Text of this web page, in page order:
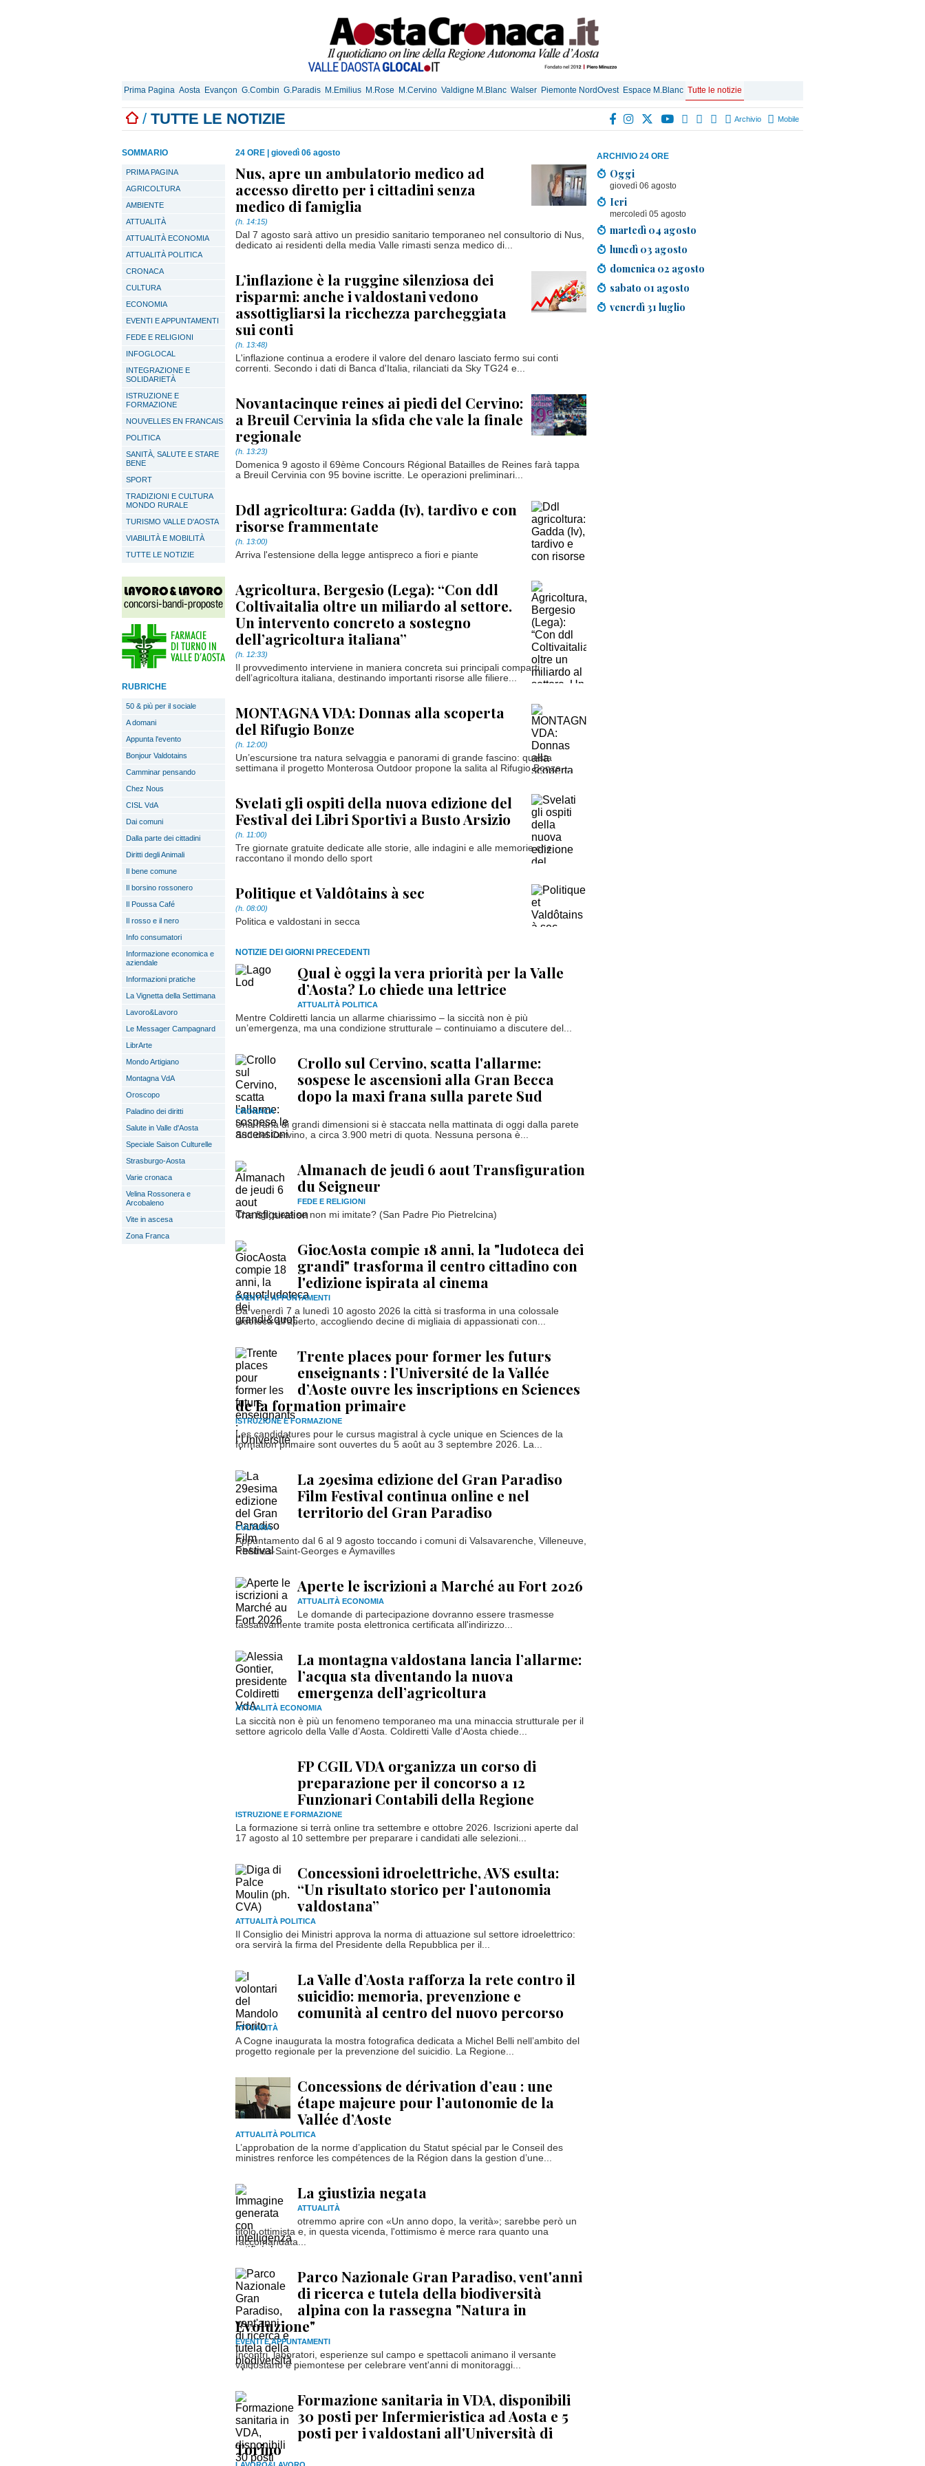
Prima Pagina Aosta Evançon G.Combin G.Paradis M.Emilius M.Rose M.Cervino Valdigne M.Blanc Walser Piemonte NordOvest Espace M.Blanc Tutte le notizie
/ TUTTE LE NOTIZIE Archivio Mobile
ARCHIVIO 24 ORE
Oggi
giovedì 06 agosto
Ieri
mercoledì 05 agosto
martedì 04 agosto
lunedì 03 agosto
domenica 02 agosto
sabato 01 agosto
venerdì 31 luglio
SOMMARIO
PRIMA PAGINA
AGRICOLTURA
AMBIENTE
ATTUALITÀ
ATTUALITÀ ECONOMIA
ATTUALITÀ POLITICA
CRONACA
CULTURA
ECONOMIA
EVENTI E APPUNTAMENTI
FEDE E RELIGIONI
INFOGLOCAL
INTEGRAZIONE E
SOLIDARIETÀ
ISTRUZIONE E
FORMAZIONE
NOUVELLES EN FRANCAIS
POLITICA
SANITÀ, SALUTE E STARE
BENE
SPORT
TRADIZIONI E CULTURA
MONDO RURALE
TURISMO VALLE D'AOSTA
VIABILITÀ E MOBILITÀ
TUTTE LE NOTIZIE
RUBRICHE
50 & più per il sociale
A domani
Appunta l'evento
Bonjour Valdotains
Camminar pensando
Chez Nous
CISL VdA
Dai comuni
Dalla parte dei cittadini
Diritti degli Animali
Il bene comune
Il borsino rossonero
Il Poussa Café
Il rosso e il nero
Info consumatori
Informazione economica e
aziendale
Informazioni pratiche
La Vignetta della Settimana
Lavoro&Lavoro
Le Messager Campagnard
LibrArte
Mondo Artigiano
Montagna VdA
Oroscopo
Paladino dei diritti
Salute in Valle d'Aosta
Speciale Saison Culturelle
Strasburgo-Aosta
Varie cronaca
Velina Rossonera e
Arcobaleno
Vite in ascesa
Zona Franca
24 ORE giovedì 06 agosto
Nus, apre un ambulatorio medico ad
accesso diretto per i cittadini senza
medico di famiglia
(h. 14:15)
Dal 7 agosto sarà attivo un presidio sanitario temporaneo nel consultorio di Nus,
dedicato ai residenti della media Valle rimasti senza medico di...
L’inflazione è la ruggine silenziosa dei
risparmi: anche i valdostani vedono
assottigliarsi la ricchezza parcheggiata
sui conti
(h. 13:48)
L'inflazione continua a erodere il valore del denaro lasciato fermo sui conti
correnti. Secondo i dati di Banca d'Italia, rilanciati da Sky TG24 e...
Novantacinque reines ai piedi del Cervino:
a Breuil Cervinia la sfida che vale la finale
regionale
(h. 13:23)
Domenica 9 agosto il 69ème Concours Régional Batailles de Reines farà tappa
a Breuil Cervinia con 95 bovine iscritte. Le operazioni preliminari...
Ddl agricoltura: Gadda (Iv), tardivo e con
risorse frammentate
(h. 13:00)
Arriva l'estensione della legge antispreco a fiori e piante
Agricoltura, Bergesio (Lega): “Con ddl
Coltivaitalia oltre un miliardo al settore.
Un intervento concreto a sostegno
dell’agricoltura italiana”
(h. 12:33)
Il provvedimento interviene in maniera concreta sui principali comparti
dell’agricoltura italiana, destinando importanti risorse alle filiere...
MONTAGNA VDA: Donnas alla scoperta
del Rifugio Bonze
(h. 12:00)
Un’escursione tra natura selvaggia e panorami di grande fascino: questa
settimana il progetto Monterosa Outdoor propone la salita al Rifugio Bonze,...
Svelati gli ospiti della nuova edizione del
Festival dei Libri Sportivi a Busto Arsizio
(h. 11:00)
Tre giornate gratuite dedicate alle storie, alle indagini e alle memorie che
raccontano il mondo dello sport
Politique et Valdôtains à sec
(h. 08:00)
Politica e valdostani in secca
NOTIZIE DEI GIORNI PRECEDENTI
Qual è oggi la vera priorità per la Valle
d’Aosta? Lo chiede una lettrice
ATTUALITÀ POLITICA
Mentre Coldiretti lancia un allarme chiarissimo – la siccità non è più
un’emergenza, ma una condizione strutturale – continuiamo a discutere del...
Crollo sul Cervino, scatta l'allarme:
sospese le ascensioni alla Gran Becca
dopo la maxi frana sulla parete Sud
CRONACA
Una frana di grandi dimensioni si è staccata nella mattinata di oggi dalla parete
Sud del Cervino, a circa 3.900 metri di quota. Nessuna persona è...
Almanach de jeudi 6 aout Transfiguration
du Seigneur
FEDE E RELIGIONI
Che figli siete se non mi imitate? (San Padre Pio Pietrelcina)
GiocAosta compie 18 anni, la "ludoteca dei
grandi" trasforma il centro cittadino con
l'edizione ispirata al cinema
EVENTI E APPUNTAMENTI
Da venerdì 7 a lunedì 10 agosto 2026 la città si trasforma in una colossale
ludoteca all'aperto, accogliendo decine di migliaia di appassionati con...
Trente places pour former les futurs
enseignants : l’Université de la Vallée
d’Aoste ouvre les inscriptions en Sciences
de la formation primaire
ISTRUZIONE E FORMAZIONE
Les candidatures pour le cursus magistral à cycle unique en Sciences de la
formation primaire sont ouvertes du 5 août au 3 septembre 2026. La...
La 29esima edizione del Gran Paradiso
Film Festival continua online e nel
territorio del Gran Paradiso
CULTURA
Appuntamento dal 6 al 9 agosto toccando i comuni di Valsavarenche, Villeneuve,
Rhêmes-Saint-Georges e Aymavilles
Aperte le iscrizioni a Marché au Fort 2026
ATTUALITÀ ECONOMIA
Le domande di partecipazione dovranno essere trasmesse
tassativamente tramite posta elettronica certificata all'indirizzo...
La montagna valdostana lancia l’allarme:
l’acqua sta diventando la nuova
emergenza dell’agricoltura
ATTUALITÀ ECONOMIA
La siccità non è più un fenomeno temporaneo ma una minaccia strutturale per il
settore agricolo della Valle d’Aosta. Coldiretti Valle d’Aosta chiede...
FP CGIL VDA organizza un corso di
preparazione per il concorso a 12
Funzionari Contabili della Regione
ISTRUZIONE E FORMAZIONE
La formazione si terrà online tra settembre e ottobre 2026. Iscrizioni aperte dal
17 agosto al 10 settembre per preparare i candidati alle selezioni...
Concessioni idroelettriche, AVS esulta:
“Un risultato storico per l’autonomia
valdostana”
ATTUALITÀ POLITICA
Il Consiglio dei Ministri approva la norma di attuazione sul settore idroelettrico:
ora servirà la firma del Presidente della Repubblica per il...
La Valle d’Aosta rafforza la rete contro il
suicidio: memoria, prevenzione e
comunità al centro del nuovo percorso
ATTUALITÀ
A Cogne inaugurata la mostra fotografica dedicata a Michel Belli nell’ambito del
progetto regionale per la prevenzione del suicidio. La Regione...
Concessions de dérivation d’eau : une
étape majeure pour l’autonomie de la
Vallée d’Aoste
ATTUALITÀ POLITICA
L’approbation de la norme d’application du Statut spécial par le Conseil des
ministres renforce les compétences de la Région dans la gestion d’une...
La giustizia negata
ATTUALITÀ
otremmo aprire con «Un anno dopo, la verità»; sarebbe però un
titolo ottimista e, in questa vicenda, l'ottimismo è merce rara quanto una
raccomandata...
Parco Nazionale Gran Paradiso, vent'anni
di ricerca e tutela della biodiversità
alpina con la rassegna "Natura in
Evoluzione"
EVENTI E APPUNTAMENTI
Incontri, laboratori, esperienze sul campo e spettacoli animano il versante
valdostano e piemontese per celebrare vent'anni di monitoraggi...
Formazione sanitaria in VDA, disponibili
30 posti per Infermieristica ad Aosta e 5
posti per i valdostani all'Università di
Torino